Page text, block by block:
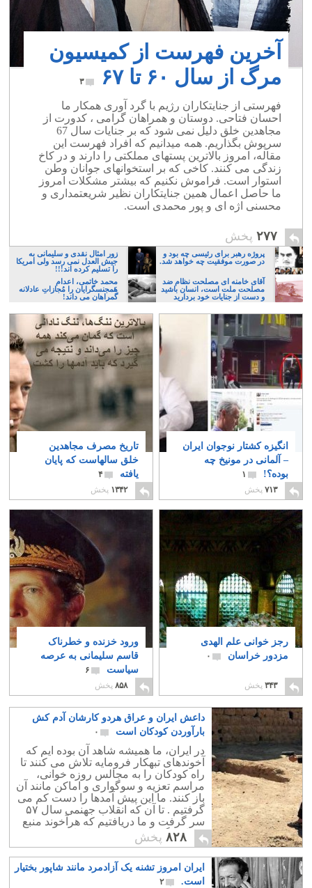
آخرین فهرست از کمیسیون
مرگ از سال ۶۰ تا ۶۷
۳
فهرستی از جنایتکاران رژیم با گرد آوری همکار ما
احسان فتاحی. دوستان و همراهان گرامی ، کدورت از
مجاهدین خلق دلیل نمی شود که بر جنایات سال 67
سرپوش بگذاریم. همه میدانیم که افراد فهرست این
مقاله، امروز بالاترین پستهای مملکتی را دارند و در کاخ
زندگی می کنند. کاخی که بر استخوانهای جوانان وطن
استوار است. فراموش نکنیم که بیشتر مشکلات امروز
ما حاصل اعمال همین جنایتکاران نظیر شریعتمداری و
محسنی اژه ای و پور محمدی است.
۲۷۷ پخش
پروژه رهبر برای رئیسی چه بود و
در صورت موفقیت چه خواهد شد.
زور امثال نقدی و سلیمانی به
جیش العدل نمی رسد ولی امریکا
را تسلیم کرده اند!!!
آقای خامنه ای مصلحت نظام ضد
مصلحت ملت است، انسان باشید
و دست از جنایات خود بردارید
محمد خاتمی، اعدام
هَمجنسگرایان را مُجازاتِ عادلانه
گمراهان می داند!
انگیزه کشتار نوجوان ایران
– آلمانی در مونیخ چه
بوده؟!
۱
۷۱۳ پخش
تاریخ مصرف مجاهدین
خلق سالهاست که پایان
یافته
۴
۱۳۴۲ پخش
رجز خوانی علم الهدی
مزدور خراسان
۰
۳۴۳ پخش
ورود خزنده و خطرناک
قاسم سلیمانی به عرصه
سیاست
۶
۸۵۸ پخش
داعش ایران و عراق هردو کارشان آدم کش
بارآوردن کودکان است
۰
در ایران، ما همیشه شاهد آن بوده ایم که
آخوندهای تبهکار فرومایه تلاش می کنند تا
راه کودکان را به مجالس روزه خوانی،
مراسم تعزیه و سوگواری و اماکن مانند آن
باز کنند. ما این پیش آمدها را دست کم می
گرفتیم . تا آن که انقلاب جهنمی سال ۵۷
سر گرفت و ما دریافتیم که هرآخوند منبع
فساد و گمراه کردن کودکان است.
۸۲۸ پخش
ایران امروز تشنه یک آزادمرد مانند شاپور بختیار
است.
۲